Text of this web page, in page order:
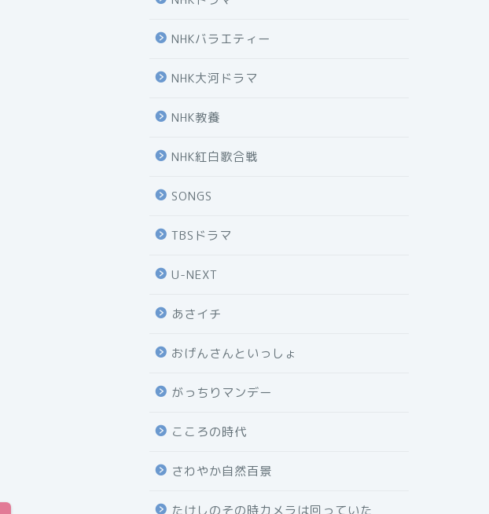
NHKバラエティー
NHK大河ドラマ
NHK教養
NHK紅白歌合戦
SONGS
TBSドラマ
U-NEXT
あさイチ
おげんさんといっしょ
がっちりマンデー
こころの時代
さわやか自然百景
たけしのその時カメラは回っていた